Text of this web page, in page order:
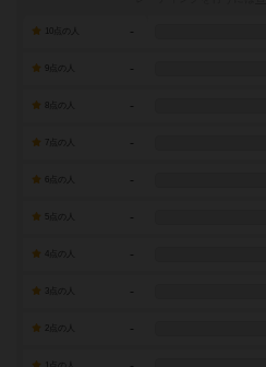
-
-
-
7点の人 -
-
-
-
-
-